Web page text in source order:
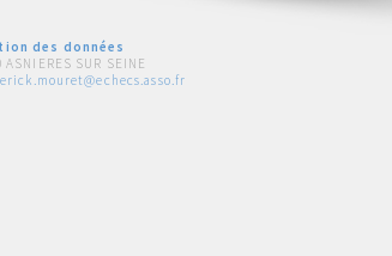
des données
SUR SEINE
erick.mouret@echecs.asso.fr